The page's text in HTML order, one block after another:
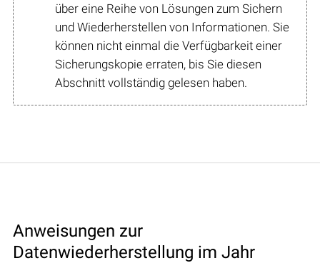
über eine Reihe von Lösungen zum Sichern
und Wiederherstellen von Informationen. Sie
können nicht einmal die Verfügbarkeit einer
Sicherungskopie erraten, bis Sie diesen
Abschnitt vollständig gelesen haben.
Anweisungen zur
Datenwiederherstellung im Jahr